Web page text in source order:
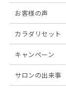
お客様の声
カラダリセット
キャンペーン
サロンの出来事